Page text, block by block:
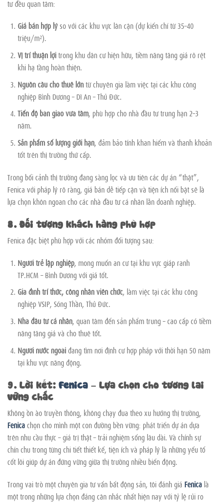
tư đều quan tâm:
Giá bán hợp lýso với các khu vực lân cận (dự kiến chỉ từ 35–40
triệu/m²).
Vị trí thuận lợitrong khu dân cư hiện hữu, tiềm năng tăng giá rõ rệt
khi hạ tầng hoàn thiện.
Nguồn cầu cho thuê lớntừ chuyên gia làm việc tại các khu công
nghiệp Bình Dương – Dĩ An – Thủ Đức.
Tiến độ bàn giao vừa tầm, phù hợp cho nhà đầu tư trung hạn 2–3
năm.
Sản phẩm số lượng giới hạn, đảm bảo tính khan hiếm và thanh khoản
tốt trên thị trường thứ cấp.
Trong bối cảnh thị trường đang sàng lọc và ưu tiên các dự án “thật”,
Fenica với pháp lý rõ ràng, giá bán dễ tiếp cận và tiện ích nổi bật sẽ là
lựa chọn khôn ngoan cho các nhà đầu tư cá nhân lẫn doanh nghiệp.
8. Đối tượng khách hàng phù hợp
Fenica đặc biệt phù hợp với các nhóm đối tượng sau:
Người trẻ lập nghiệp, mong muốn an cư tại khu vực giáp ranh
TP.HCM – Bình Dương với giá tốt.
Gia đình trí thức, công nhân viên chức, làm việc tại các khu công
nghiệp VSIP, Sóng Thần, Thủ Đức.
Nhà đầu tư cá nhân, quan tâm đến sản phẩm trung – cao cấp có tiềm
năng tăng giá và cho thuê tốt.
Người nước ngoàiđang tìm nơi định cư hợp pháp với thời hạn 50 năm
tại khu vực năng động.
9. Lời kết: Fenica – Lựa chọn cho tương lai
vững chắc
Không ồn ào truyền thông, không chạy đua theo xu hướng thị trường,
Fenicachọn cho mình một con đường bền vững: phát triển dự án dựa
trên nhu cầu thực – giá trị thật – trải nghiệm sống lâu dài. Và chính sự
chỉn chu trong từng chi tiết thiết kế, tiện ích và pháp lý là những yếu tố
cốt lõi giúp dự án đứng vững giữa thị trường nhiều biến động.
Trong vai trò một chuyên gia tư vấn bất động sản, tôi đánh giá Fenica là
một trong những lựa chọn đáng cân nhắc nhất hiện nay với tỷ lệ rủi ro